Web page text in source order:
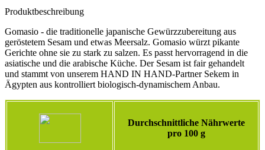
Produktbeschreibung
Gomasio - die traditionelle japanische Gewürzzubereitung aus
geröstetem Sesam und etwas Meersalz. Gomasio würzt pikante
Gerichte ohne sie zu stark zu salzen. Es passt hervorragend in die
asiatische und die arabische Küche. Der Sesam ist fair gehandelt
und stammt von unserem HAND IN HAND-Partner Sekem in
Ägypten aus kontrolliert biologisch-dynamischem Anbau.
Durchschnittliche Nährwerte
pro 100 g